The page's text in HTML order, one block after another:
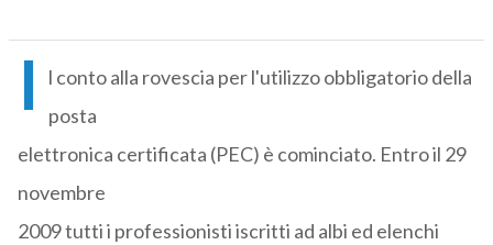
I
l conto alla rovescia per l'utilizzo obbligatorio della
posta
elettronica certificata (PEC) è cominciato. Entro il 29
novembre
2009 tutti i professionisti iscritti ad albi ed elenchi